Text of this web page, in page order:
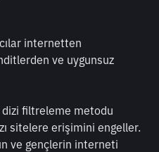
internetten
ve uygunsuz
filtreleme metodu
sitelere erişimini engeller.
ve gençlerin interneti